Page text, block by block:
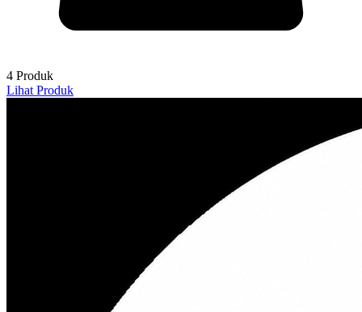
4 Produk
Lihat Produk